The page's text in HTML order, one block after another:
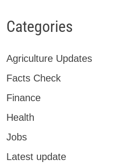
Categories
Agriculture Updates
Facts Check
Finance
Health
Jobs
Latest update